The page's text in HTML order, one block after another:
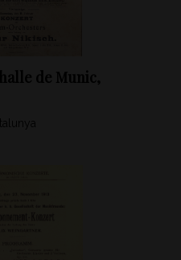
de Munic,